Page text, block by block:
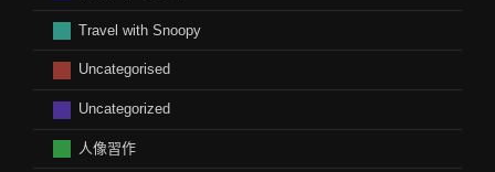
Travel with Snoopy
Uncategorised
Uncategorized
人像習作